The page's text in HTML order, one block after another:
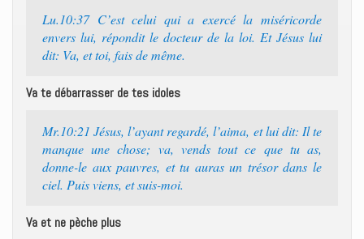
Lu.10:37 C’est celui qui a exercé la miséricorde
envers lui, répondit le docteur de la loi. Et Jésus lui
dit: Va, et toi, fais de même.
Va te débarrasser de tes idoles
Mr.10:21 Jésus, l’ayant regardé, l’aima, et lui dit: Il te
manque une chose; va, vends tout ce que tu as,
donne-le aux pauvres, et tu auras un trésor dans le
ciel. Puis viens, et suis-moi.
Va et ne pèche plus